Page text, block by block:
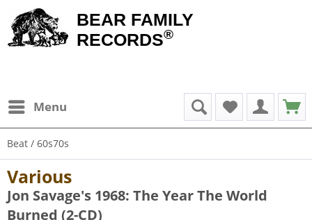
BEAR FAMILY
RECORDS®
Menu
Beat / 60s70s
Various
Jon Savage's 1968: The Year The World
Burned (2-CD)